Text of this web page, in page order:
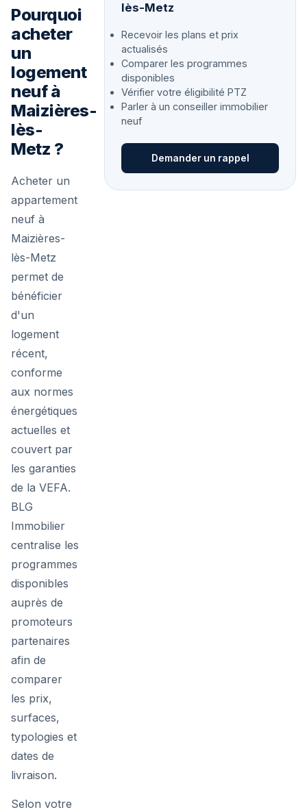
Pourquoi
acheter
un
logement
neuf à
Maizières-
lès-
Metz ?
Acheter un
appartement
neuf à
Maizières-
lès-Metz
permet de
bénéficier
d'un
logement
récent,
conforme
aux normes
énergétiques
actuelles et
couvert par
les garanties
de la VEFA.
BLG
Immobilier
centralise les
programmes
disponibles
auprès de
promoteurs
partenaires
afin de
comparer
les prix,
surfaces,
typologies et
dates de
livraison.
Selon votre
lès-Metz
Recevoir les plans et prix
actualisés
Comparer les programmes
disponibles
Vérifier votre éligibilité PTZ
Parler à un conseiller immobilier
neuf
Demander un rappel